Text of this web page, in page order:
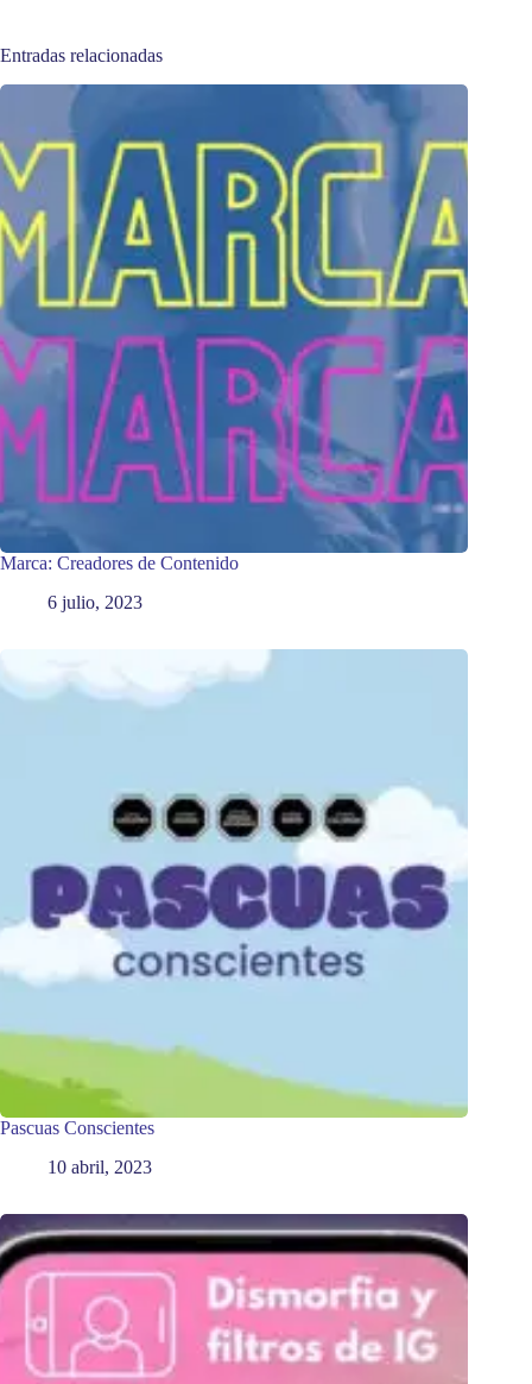
Entradas relacionadas
Marca: Creadores de Contenido
6 julio, 2023
Pascuas Conscientes
10 abril, 2023